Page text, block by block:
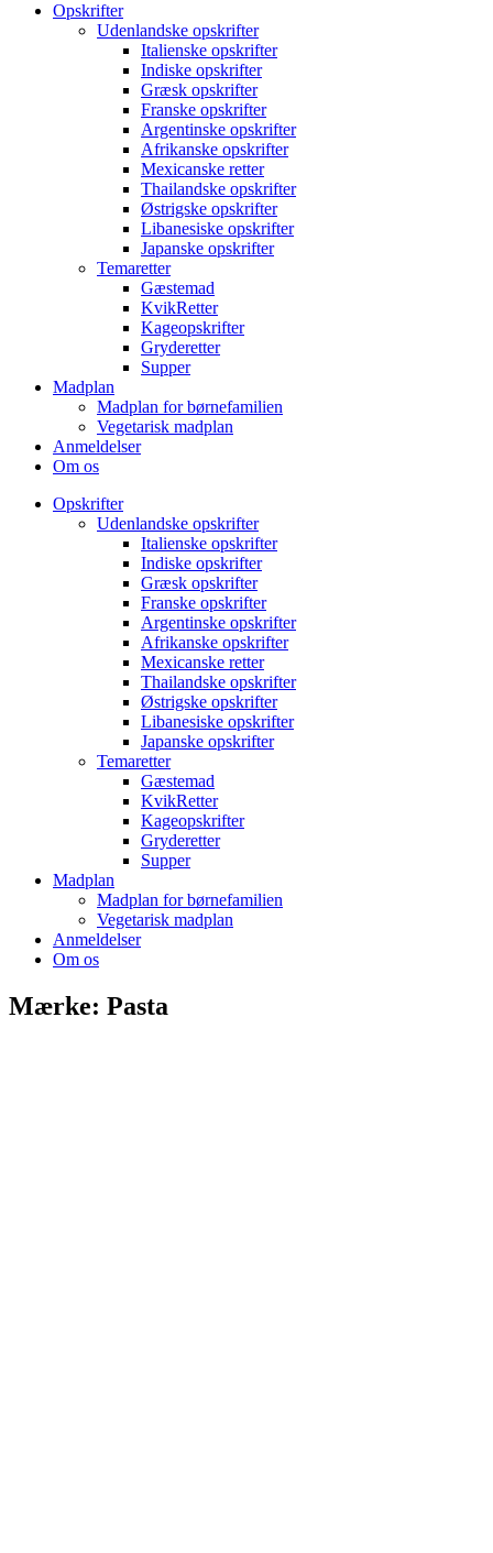
Opskrifter
Udenlandske opskrifter
Italienske opskrifter
Indiske opskrifter
Græsk opskrifter
Franske opskrifter
Argentinske opskrifter
Afrikanske opskrifter
Mexicanske retter
Thailandske opskrifter
Østrigske opskrifter
Libanesiske opskrifter
Japanske opskrifter
Temaretter
Gæstemad
KvikRetter
Kageopskrifter
Gryderetter
Supper
Madplan
Madplan for børnefamilien
Vegetarisk madplan
Anmeldelser
Om os
Opskrifter
Udenlandske opskrifter
Italienske opskrifter
Indiske opskrifter
Græsk opskrifter
Franske opskrifter
Argentinske opskrifter
Afrikanske opskrifter
Mexicanske retter
Thailandske opskrifter
Østrigske opskrifter
Libanesiske opskrifter
Japanske opskrifter
Temaretter
Gæstemad
KvikRetter
Kageopskrifter
Gryderetter
Supper
Madplan
Madplan for børnefamilien
Vegetarisk madplan
Anmeldelser
Om os
Mærke: Pasta